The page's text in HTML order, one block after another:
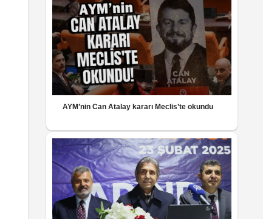
AYM’nin Can Atalay kararı Meclis’te okundu